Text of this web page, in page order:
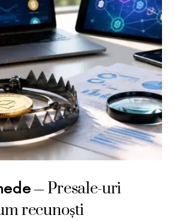
Presale-uri
recunoști